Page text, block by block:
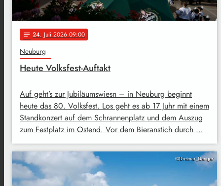
notes 24. Juli 2026 09:00
Neuburg
Heute Volksfest-Auftakt
Auf geht’s zur Jubiläumswiesn – in Neuburg beginnt
heute das 80. Volksfest. Los geht es ab 17 Juhr mit einem
Standkonzert auf dem Schrannenplatz und dem Auszug
zum Festplatz im Ostend. Vor dem Bieranstich durch …
©Dietmar_Denger